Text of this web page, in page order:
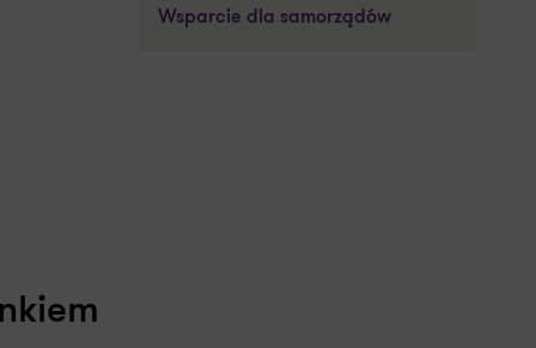
Wsparcie dla samorządów